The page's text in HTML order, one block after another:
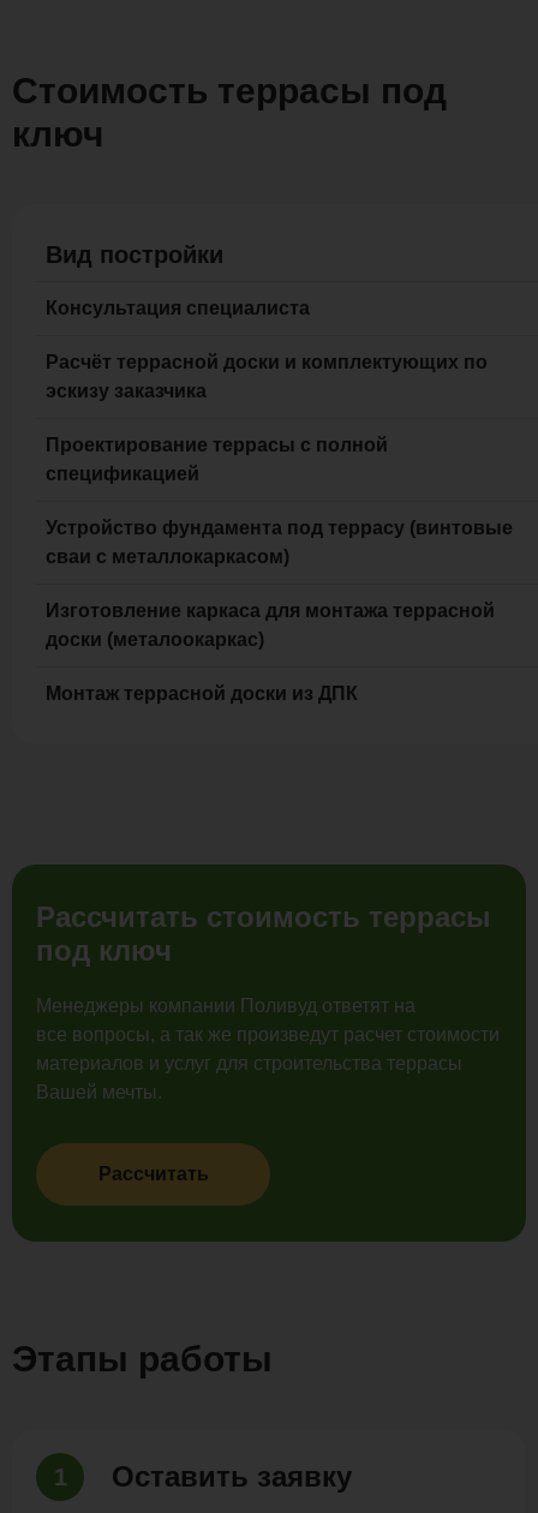
Стоимость террасы под
ключ
Вид постройки
Консультация специалиста
Расчёт террасной доски и комплектующих по
эскизу заказчика
Проектирование террасы с полной
спецификацией
Устройство фундамента под террасу (винтовые
сваи с металлокаркасом)
Изготовление каркаса для монтажа террасной
доски (металоокаркас)
Монтаж террасной доски из ДПК
Рассчитать стоимость террасы
под ключ
Менеджеры компании Поливуд ответят на
все вопросы, а так же произведут расчет стоимости
материалов и услуг для строительства террасы
Вашей мечты.
Рассчитать
Этапы работы
1 Оставить заявку